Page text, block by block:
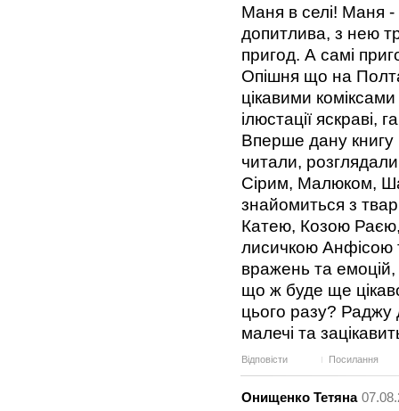
Маня в селі! Маня -
допитлива, з нею
пригод. А самі
Опішня що на
цікавими
ілюстації яскраві,
Вперше дану книгу
читали,
Сірим, Малюком,
знайомиться з
Катею, Козою
лисичкою Анфісою
вражень та
що ж буде ще
цього разу? Раджу
малечі та
Відповісти Посилання
Онищенко Тетяна